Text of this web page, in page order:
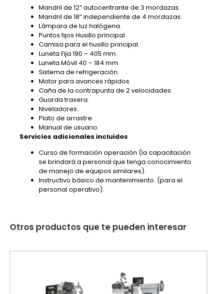
Mandril de 12” autocentrante de 3 mordazas.
Mandril de 18” independiente de 4 mordazas.
Lámpara de luz halógena.
Puntos fijos Husillo principal.
Camisa para el husillo principal.
Luneta Fija 190 – 405 mm.
Luneta Móvil 40 – 184 mm.
Sistema de refrigeración.
Motor para avances rápidos.
Caña de la contrapunta de 2 velocidades.
Guarda trasera.
Niveladores.
Plato de arrastre.
Manual de usuario.
Servicios adicionales incluidos
Curso de formación operación (la capacitación
se brindará a personal que tenga conocimiento
de manejo de equipos similares).
Instructivo básico de mantenimiento. (para el
personal operativo).
Otros productos que te pueden interesar